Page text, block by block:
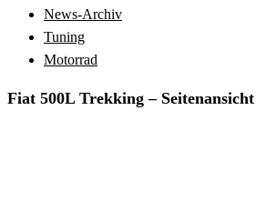
News-Archiv
Tuning
Motorrad
Fiat 500L Trekking – Seitenansicht